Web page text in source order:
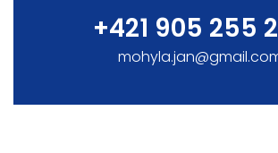
+421 905 255